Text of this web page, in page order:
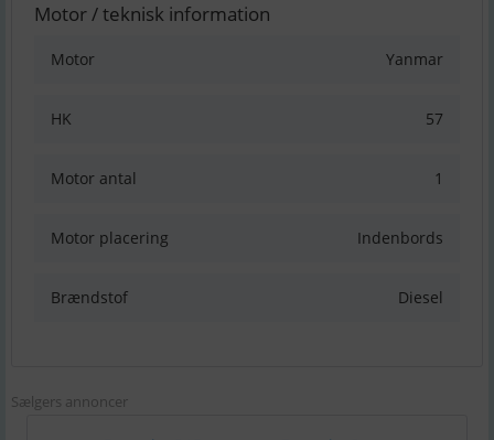
Motor / teknisk information
Motor Yanmar
HK 57
Motor antal 1
Motor placering Indenbords
Brændstof Diesel
Sælgers annoncer